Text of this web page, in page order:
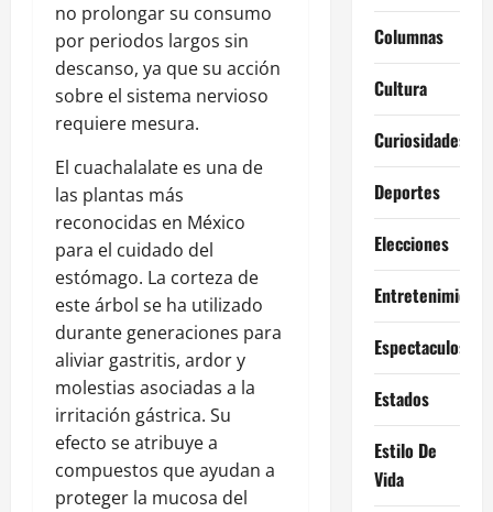
no prolongar su consumo
por periodos largos sin
descanso, ya que su acción
sobre el sistema nervioso
requiere mesura.
El cuachalalate es una de
las plantas más
reconocidas en México
para el cuidado del
estómago. La corteza de
este árbol se ha utilizado
durante generaciones para
aliviar gastritis, ardor y
molestias asociadas a la
irritación gástrica. Su
efecto se atribuye a
compuestos que ayudan a
proteger la mucosa del
Columnas
Cultura
Curiosidades
Deportes
Elecciones
Entretenimiento
Espectaculos
Estados
Estilo De
Vida